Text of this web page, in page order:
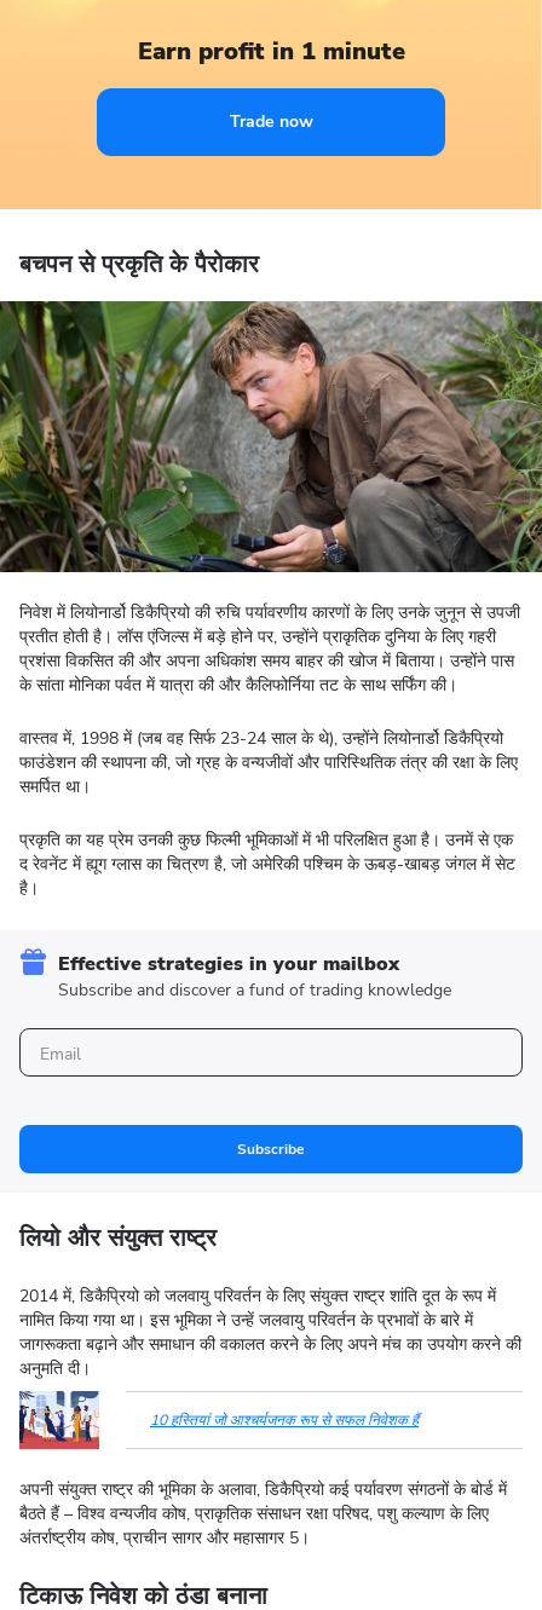
Earn profit in 1 minute
Trade now
बचपन से प्रकृति के पैरोकार
निवेश में लियोनार्डो डिकैप्रियो की रुचि पर्यावरणीय कारणों के लिए उनके जुनून से उपजी
प्रतीत होती है। लॉस एंजिल्स में बड़े होने पर, उन्होंने प्राकृतिक दुनिया के लिए गहरी
प्रशंसा विकसित की और अपना अधिकांश समय बाहर की खोज में बिताया। उन्होंने पास
के सांता मोनिका पर्वत में यात्रा की और कैलिफोर्निया तट के साथ सर्फिंग की।
वास्तव में, 1998 में (जब वह सिर्फ 23-24 साल के थे), उन्होंने लियोनार्डो डिकैप्रियो
फाउंडेशन की स्थापना की, जो ग्रह के वन्यजीवों और पारिस्थितिक तंत्र की रक्षा के लिए
समर्पित था।
प्रकृति का यह प्रेम उनकी कुछ फिल्मी भूमिकाओं में भी परिलक्षित हुआ है। उनमें से एक
द रेवनेंट में ह्यूग ग्लास का चित्रण है, जो अमेरिकी पश्चिम के ऊबड़-खाबड़ जंगल में सेट
है।
Effective strategies in your mailbox
Subscribe and discover a fund of trading knowledge
Subscribe
लियो और संयुक्त राष्ट्र
2014 में, डिकैप्रियो को जलवायु परिवर्तन के लिए संयुक्त राष्ट्र शांति दूत के रूप में
नामित किया गया था। इस भूमिका ने उन्हें जलवायु परिवर्तन के प्रभावों के बारे में
जागरूकता बढ़ाने और समाधान की वकालत करने के लिए अपने मंच का उपयोग करने की
अनुमति दी।
10 हस्तियां जो आश्चर्यजनक रूप से सफल निवेशक हैं
अपनी संयुक्त राष्ट्र की भूमिका के अलावा, डिकैप्रियो कई पर्यावरण संगठनों के बोर्ड में
बैठते हैं – विश्व वन्यजीव कोष, प्राकृतिक संसाधन रक्षा परिषद, पशु कल्याण के लिए
अंतर्राष्ट्रीय कोष, प्राचीन सागर और महासागर 5।
टिकाऊ निवेश को ठंडा बनाना